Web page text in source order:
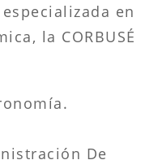
en
la CORBUSÉ
De